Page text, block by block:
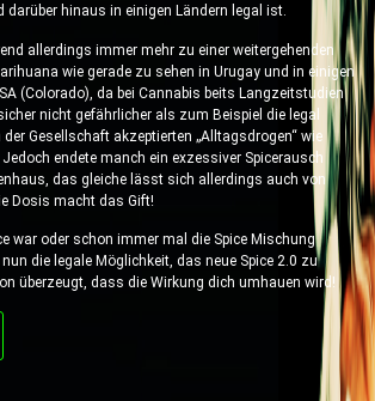
darüber hinaus in einigen Ländern legal ist.
allerdings immer mehr zu einer weitergehenden
wie gerade zu sehen in Urugay und in einigen
(Colorado), da bei Cannabis beits Langzeitstudien
nicht gefährlicher als zum Beispiel die legal
Gesellschaft akzeptierten „Alltagsdrogen“ wie
endete manch ein exzessiver Spicerausch
das gleiche lässt sich allerdings auch von
Dosis macht das Gift!
war oder schon immer mal die Spice Mischung
die legale Möglichkeit, das neue Spice 2.0 zu
überzeugt, dass die Wirkung dich umhauen wird!